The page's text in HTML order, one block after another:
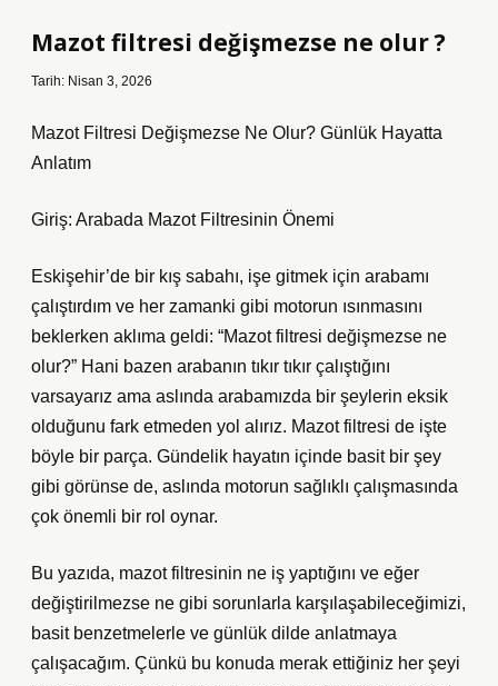
Mazot filtresi değişmezse ne olur ?
Tarih: Nisan 3, 2026
Mazot Filtresi Değişmezse Ne Olur? Günlük Hayatta
Anlatım
Giriş: Arabada Mazot Filtresinin Önemi
Eskişehir’de bir kış sabahı, işe gitmek için arabamı
çalıştırdım ve her zamanki gibi motorun ısınmasını
beklerken aklıma geldi: “Mazot filtresi değişmezse ne
olur?” Hani bazen arabanın tıkır tıkır çalıştığını
varsayarız ama aslında arabamızda bir şeylerin eksik
olduğunu fark etmeden yol alırız. Mazot filtresi de işte
böyle bir parça. Gündelik hayatın içinde basit bir şey
gibi görünse de, aslında motorun sağlıklı çalışmasında
çok önemli bir rol oynar.
Bu yazıda, mazot filtresinin ne iş yaptığını ve eğer
değiştirilmezse ne gibi sorunlarla karşılaşabileceğimizi,
basit benzetmelerle ve günlük dilde anlatmaya
çalışacağım. Çünkü bu konuda merak ettiğiniz her şeyi